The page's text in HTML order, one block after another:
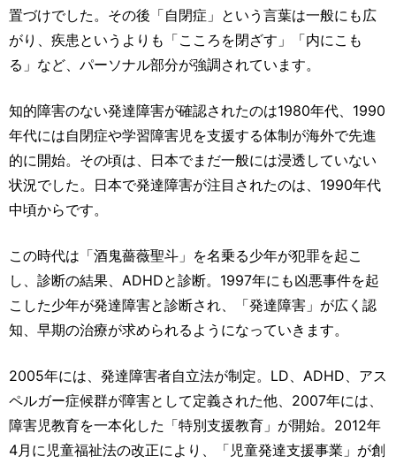
置づけでした。その後「自閉症」という言葉は一般にも広
がり、疾患というよりも「こころを閉ざす」「内にこも
る」など、パーソナル部分が強調されています。
知的障害のない発達障害が確認されたのは1980年代、1990
年代には自閉症や学習障害児を支援する体制が海外で先進
的に開始。その頃は、日本でまだ一般には浸透していない
状況でした。日本で発達障害が注目されたのは、1990年代
中頃からです。
この時代は「酒鬼薔薇聖斗」を名乗る少年が犯罪を起こ
し、診断の結果、ADHDと診断。1997年にも凶悪事件を起
こした少年が発達障害と診断され、「発達障害」が広く認
知、早期の治療が求められるようになっていきます。
2005年には、発達障害者自立法が制定。LD、ADHD、アス
ペルガー症候群が障害として定義された他、2007年には、
障害児教育を一本化した「特別支援教育」が開始。2012年
4月に児童福祉法の改正により、「児童発達支援事業」が創